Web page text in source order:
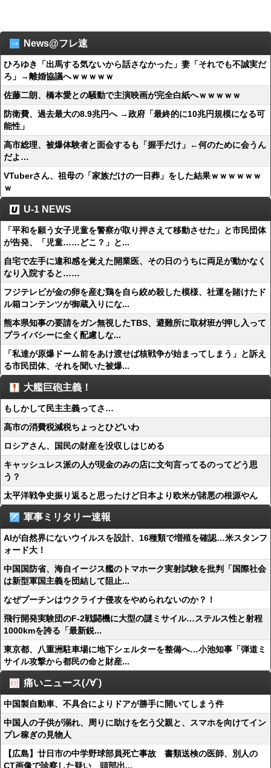
News@フレ速
ひろゆき「出馬する気ないから話さなかった」妻「それでも不誠実だ
ろ」→離婚協議へｗｗｗｗｗ
佐藤二朗、橋本愛との騒動で主演映画が完全白紙へｗｗｗｗｗ
防衛費、過去最大の8.9兆円へ →政府「最終的に10兆円規模になる可
能性」
高市総理、被爆体験者と面会するも「握手だけ」←何のために会うん
だよ…
VTuberさん、祖母の「家族だけの一日葬」をした結果ｗｗｗｗｗｗ
ｗ
U-1 NEWS
「平和を願う女子児童を警察が取り押さえて移動させた」と市民団体
が告発、「児童……どこ？」と...
自宅で左手に違和感を覚えた開業医、その日のうちに両足が動かなく
なり入院すると……
フジテレビが金の卵を産む鶏を自ら絞め殺した模様、社運を賭けたド
ル箱コンテンツが御蔵入りにな...
熊本県知事の要請をガン無視したTBS、避難所に取材班が押し入って
プライバシーに全く配慮しな...
「私達が原爆ドーム前をあけ渡せば核戦争が始まってしまう」と訴え
る市民団体、それを聞いた被爆...
大艦巨砲主義！
もしかして民主主義ってさ…
高市の消費税減税ちょっとひどいわ
ロシアさん、国民の財産を没収しはじめる
キャッシュレス派の人が現金のみの店に文句言ってるのってどう思
う？
太平洋戦争史振り返ると思ったけど日本より欧米が諸悪の根源やん
軍事ミリタリー速報
AIが自然界にないウイルスを設計、16種類で増殖を確認…米スタンフ
ォード大！
中国国防省、海自イージス艦のトマホーク実射試験を批判「国際社会
は新型軍国主義を団結して阻止...
なぜプーチンはウクライナ侵攻をやめられないのか？！
飛行開発実験団のF-2戦闘機に大型の謎ミサイル…ステルス性と射程
1000kmを誇る「最新鋭...
東京都、八重洲駐車場に地下シェルターを整備へ…小池知事「弾道ミ
サイル攻撃から都民の命と財産...
痛いニュース(ﾉ∀`)
中国製自動車、不具合によりドアが勝手に開いてしまう件
中国人の子供が溺れ、周りに助けを乞う父親と、スマホを向けてイン
プレ稼ぎの見物人
【広島】廿日市の中学野球部員死亡事故 書類送検の医師、別人の
CT画像で診察した疑い 頭部出...